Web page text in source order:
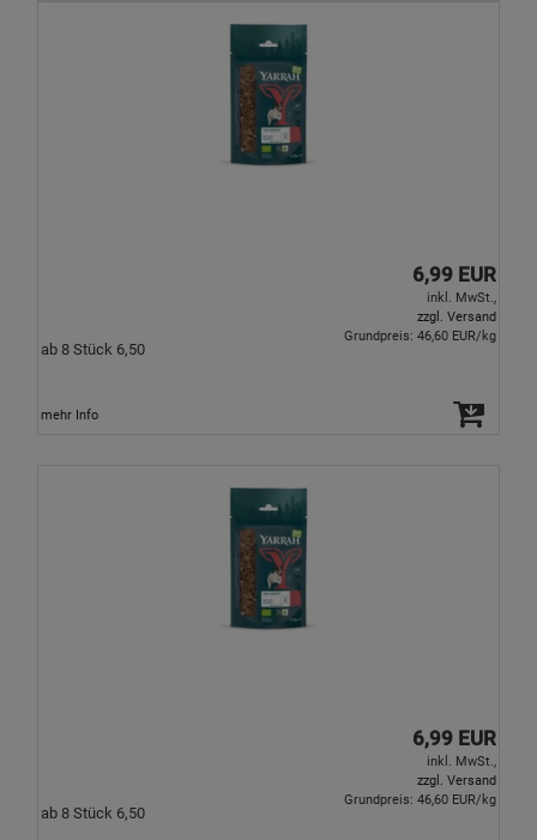
6,99 EUR
inkl. MwSt.,
zzgl. Versand
ab 8 Stück 6,50
Grundpreis: 46,60 EUR/kg
mehr Info
6,99 EUR
inkl. MwSt.,
zzgl. Versand
ab 8 Stück 6,50
Grundpreis: 46,60 EUR/kg